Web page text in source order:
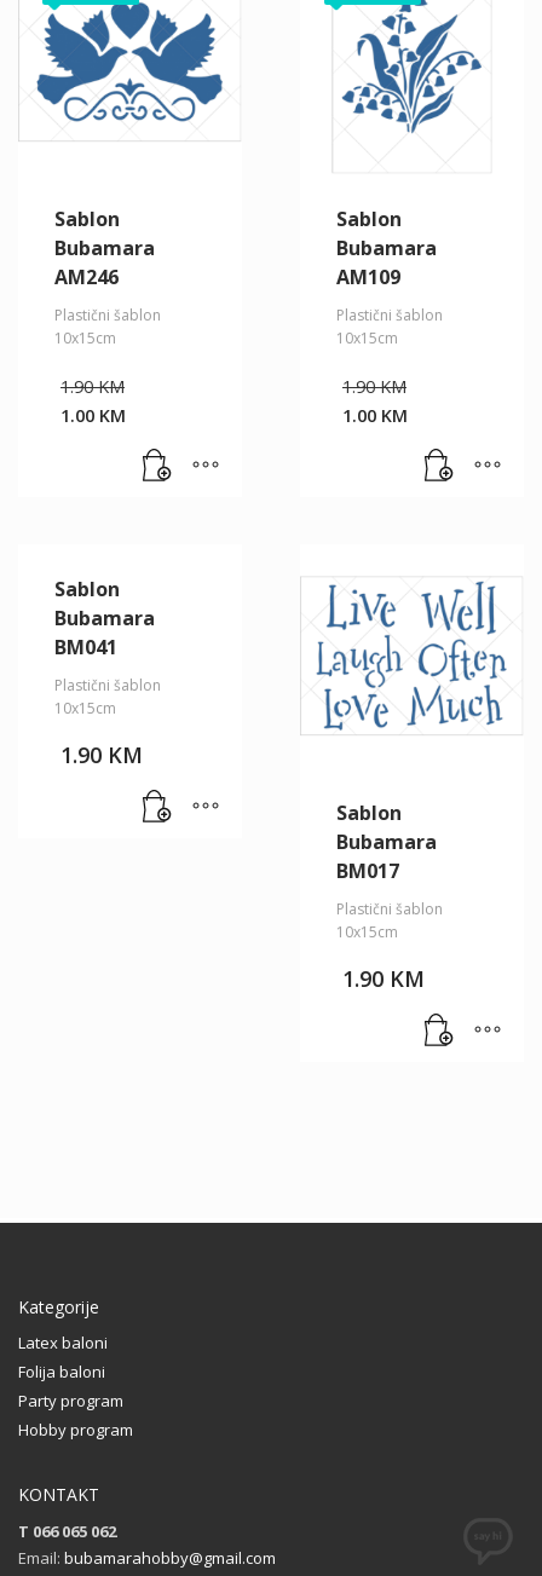
Sablon
Bubamara
AM246
Plastični šablon
10x15cm
1.90KM
1.90 KM.
1.00 KM
Sablon
Bubamara
AM109
Plastični šablon
10x15cm
1.90KM
1.90 KM.
1.00 KM
Sablon
Bubamara
BM041
Plastični šablon
10x15cm
1.90 KM
Sablon
Bubamara
BM017
Plastični šablon
10x15cm
1.90 KM
Kategorije
Latex baloni
Folija baloni
Party program
Hobby program
KONTAKT
T 066 065 062
Email: bubamarahobby@gmail.com